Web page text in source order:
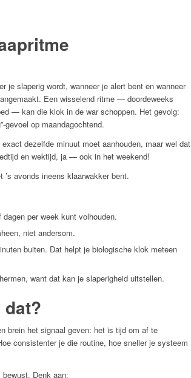
je slaperig wordt, wanneer je alert bent en wanneer
Een wisselend ritme — doordeweeks
— kan die klok in de war schoppen. Het gevolg:
gevoel op maandagochtend.
dezelfde minuut moet aanhouden, maar wel dat
en wektijd, ja — ook in het weekend!
avonds ineens klaarwakker bent.
per week kunt volhouden.
niet andersom.
buiten. Dat helpt je biologische klok meteen
want dat kan je slaperigheid uitstellen.
brein het signaal geven: het is tijd om af te
consistenter je die routine, hoe sneller je systeem
Denk aan: